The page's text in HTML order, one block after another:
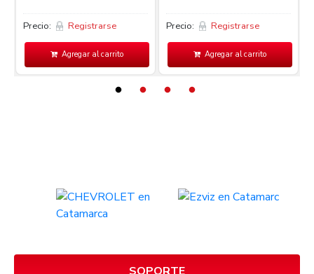
Precio: Registrarse
Agregar al carrito
Precio: Registrarse
Agregar al carrito